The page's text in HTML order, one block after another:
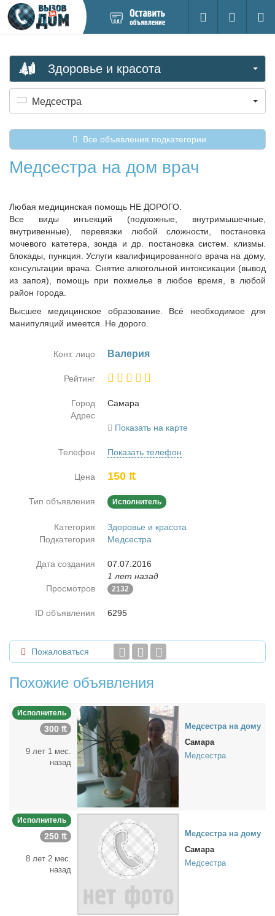
новое
Поиск
Вход на
Здоровье и красота
Медсестра
Все объявления подкатегории
Медсестра на дом врач
Любая медицинская помощь НЕ ДОРОГО.
Все виды инъекций (подкожные, внутримышечные,
внутривенные), перевязки любой сложности, постановка
мочевого катетера, зонда и др. постановка систем. клизмы.
блокады, пункция. Услуги квалифицированного врача на дому,
консультации врача. Снятие алкогольной интоксикации (вывод
из запоя), помощь при похмелье в любое время, в любой
район города.
Высшее медицинское образование. Всё необходимое для
манипуляций имеется. Не дорого.
Конт. лицо Ва­ле­рия
Рейтинг
Город
Са­ма­ра
Адрес
Показать на карте
Телефон Показать телефон
Цена 150 ₶
Тип объявления Исполнитель
Категория
Здоровье и красота
Подкатегория
Медсестра
Дата создания
07.07.2016
1 лет назад
Просмотров
2132
ID объявления 6295
Пожаловаться
Похожие объявления
Исполнитель
300 ₶
9 лет 1 мес.
назад
Мед­сест­ра на до­му
Самара
Медсестра
Исполнитель
250 ₶
8 лет 2 мес.
назад
Мед­сест­ра на до­му
Самара
Медсестра